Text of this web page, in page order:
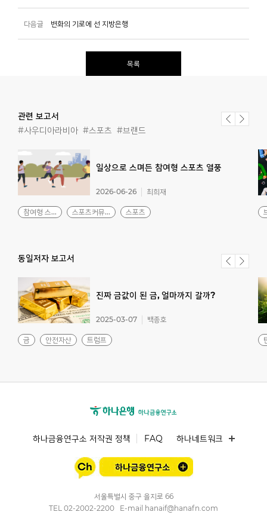
다음글 변화의 기로에 선 지방은행
목록
관련 보고서
#사우디아라비아 #스포츠 #브랜드
일상으로 스며든 참여형 스포츠 열풍
참여형 스... 스포츠커뮤... 스포츠
2026-06-26 최희재
동일저자 보고서
진짜 금값이 된 금, 얼마까지 갈까?
금 안전자산 트럼프
2025-03-07 백종호
하나금융연구소 저작권 정책 FAQ 하나네트워크
서울특별시 중구 을지로 66
TEL 02-2002-2200 E-mail hanaif@hanafn.com